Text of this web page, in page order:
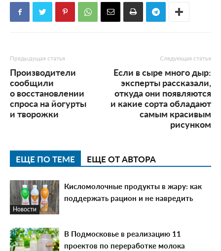
Предыдущая статья
Производители
сообщили
о восстановлении
спроса на йогурты
и творожки
Следующая статья
Если в сыре много дыр:
эксперты рассказали,
откуда они появляются
и какие сорта обладают
самым красивым
рисунком
ЕЩЕ ПО ТЕМЕ ЕЩЕ ОТ АВТОРА
Новости
Кисломолочные продукты в жару: как
поддержать рацион и не навредить
В Подмосковье в реализацию 11
проектов по переработке молока